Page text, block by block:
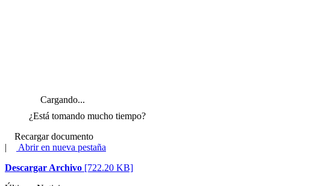
Cargando...
¿Está tomando mucho tiempo?
Recargar documento
|
Abrir en nueva pestaña
Descargar Archivo [722.20 KB]